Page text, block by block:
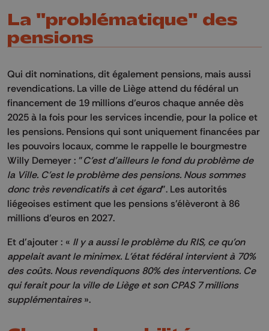
La "problématique" des
pensions
Qui dit nominations, dit également pensions, mais aussi
revendications. La ville de Liège attend du fédéral un
financement de 19 millions d’euros chaque année dès
2025 à la fois pour les services incendie, pour la police et
les pensions. Pensions qui sont uniquement financées par
les pouvoirs locaux, comme le rappelle le bourgmestre
Willy Demeyer : "C'est d'ailleurs le fond du problème de
la Ville. C'est le problème des pensions. Nous sommes
donc très revendicatifs à cet égard". Les autorités
liégeoises estiment que les pensions s’élèveront à 86
millions d’euros en 2027.
Et d'ajouter : « Il y a aussi le problème du RIS, ce qu'on
appelait avant le minimex. L'état fédéral intervient à 70%
des coûts. Nous revendiquons 80% des interventions. Ce
quiferait pour la ville de Liègeet son CPAS7 millions
supplémentaires».